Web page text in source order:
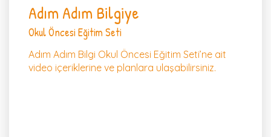
Adım Adım Bilgiye
Okul Öncesi Eğitim Seti
Adım Adım Bilgi Okul Öncesi Eğitim Seti’ne ait
video içeriklerine ve planlara ulaşabilirsiniz.